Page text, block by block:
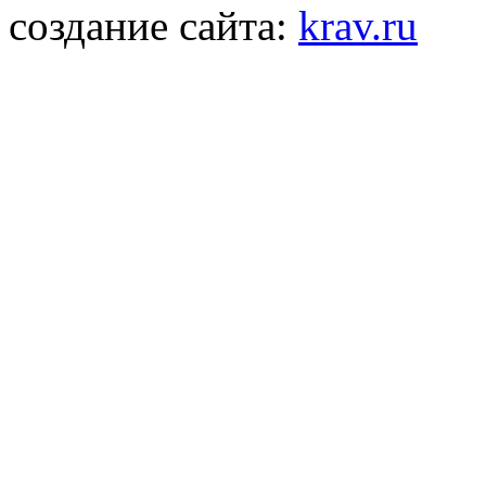
создание сайта: krav.ru